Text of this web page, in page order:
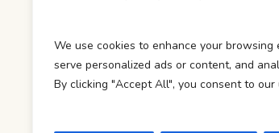
We use cookies to enhance your browsing
serve personalized ads or content, and
By clicking "Accept All", you consent to our
et distribués par :